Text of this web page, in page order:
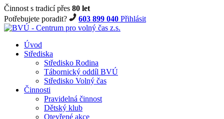
Činnost s tradicí přes 80 let
Potřebujete poradit?
603 899 040 Přihlásit
Úvod
Střediska
Středisko Rodina
Tábornický oddíl BVÚ
Středisko Volný čas
Činnosti
Pravidelná činnost
Dětský klub
Otevřené akce